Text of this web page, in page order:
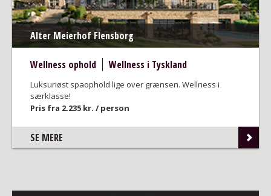
Alter Meierhof Flensborg
Wellness ophold Wellness i Tyskland
Luksuriøst spaophold lige over grænsen. Wellness i
særklasse!
Pris fra 2.235 kr. / person
SE MERE